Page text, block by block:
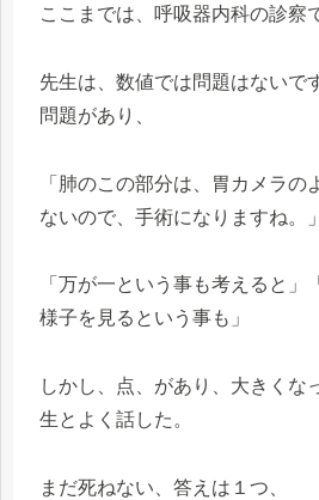
ここまでは、呼吸器内科の診察
先生は、数値では問題はないで
問題があり、
「肺のこの部分は、胃カメラの
ないので、手術になりますね。」
「万が一という事も考えると」
様子を見るという事も」
しかし、点、があり、大きくな
生とよく話した。
まだ死ねない、答えは１つ、